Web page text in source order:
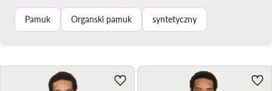
Pamuk Organski pamuk syntetyczny